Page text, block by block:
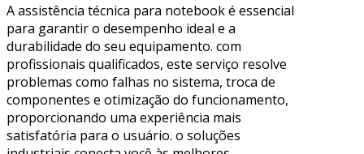
A assistência técnica para notebook é essencial
para garantir o desempenho ideal e a
durabilidade do seu equipamento. com
profissionais qualificados, este serviço resolve
problemas como falhas no sistema, troca de
componentes e otimização do funcionamento,
proporcionando uma experiência mais
satisfatória para o usuário. o soluções